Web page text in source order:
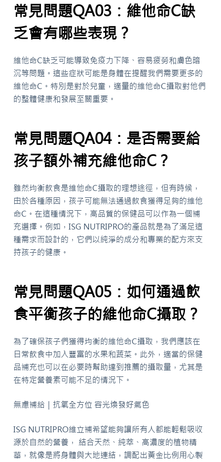
常見問題QA03：維他命C缺
乏會有哪些表現？
維他命C缺乏可能導致免疫力下降、容易疲勞和膚色暗
沉等問題。這些症狀可能是身體在提醒我們需要更多的
維他命C。特別是對於兒童，適量的維他命C攝取對他們
的整體健康和發展至關重要。
常見問題QA04：是否需要給
孩子額外補充維他命C？
雖然均衡飲食是維他命C攝取的理想途徑，但有時候，
由於各種原因，孩子可能無法通過飲食獲得足夠的維他
命C。在這種情況下，高品質的保健品可以作為一個補
充選擇。例如，ISG NUTRIPRO的產品就是為了滿足這
種需求而設計的，它們以純淨的成分和專業的配方來支
持孩子的健康。
常見問題QA05：如何通過飲
食平衡孩子的維他命C攝取？
為了確保孩子們獲得均衡的維他命C攝取，我們應該在
日常飲食中加入豐富的水果和蔬菜。此外，適當的保健
品補充也可以在必要時幫助達到推薦的攝取量，尤其是
在特定營養素可能不足的情況下。
無慮補給｜抗氧全方位 容光煥發好氣色
ISG NUTRIPRO維立補希望能夠讓所有人都能輕鬆吸收
源於自然的營養， 結合天然、純萃、高濃度的植物精
華，就像是將身體與大地連結，調配出黃金比例用心製